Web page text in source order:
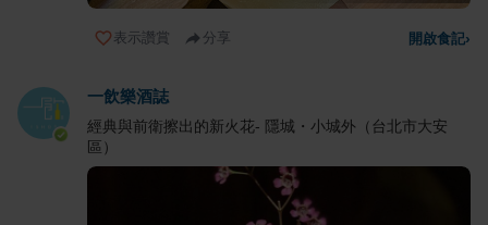
表示讚賞 分享 開啟食記›
一飲樂酒誌
經典與前衛擦出的新火花- 隱城・小城外（台北市大安
區）